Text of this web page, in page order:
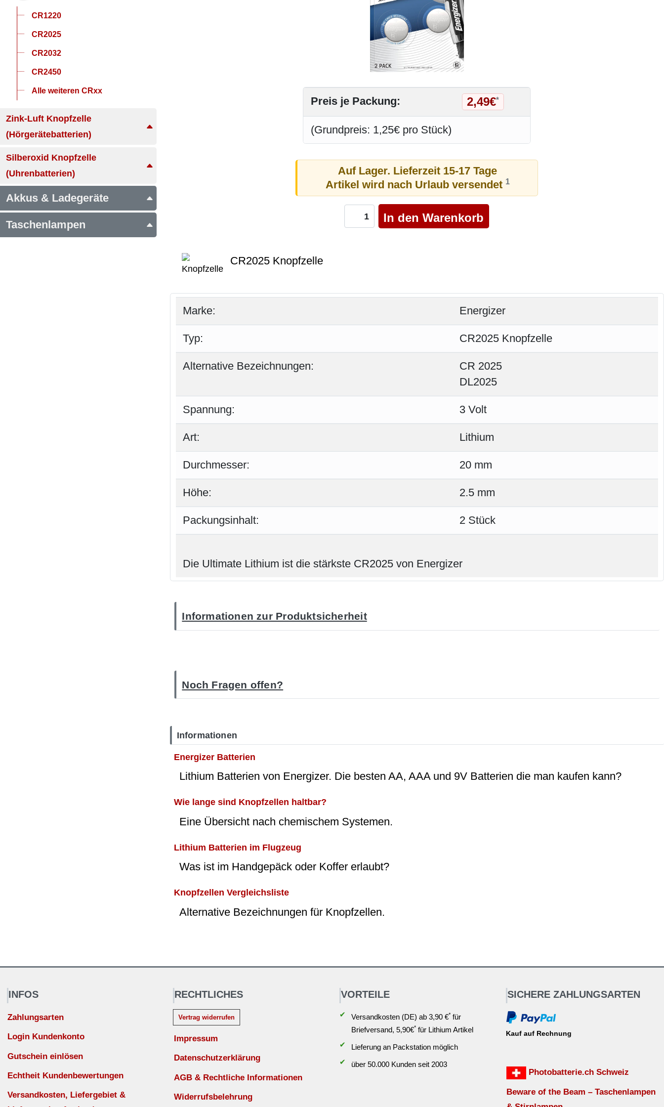
CR1220
CR2025
CR2032
CR2450
Alle weiteren CRxx
Zink-Luft Knopfzelle
(Hörgerätebatterien)
Silberoxid Knopfzelle
(Uhrenbatterien)
Akkus & Ladegeräte
Taschenlampen
Preis je Packung: 2,49€*
(Grundpreis: 1,25€ pro Stück)
Auf Lager. Lieferzeit 15-17 Tage
Artikel wird nach Urlaub versendet 1
CR2025 Knopfzelle
Marke: Energizer
Typ: CR2025 Knopfzelle
Alternative Bezeichnungen:
CR 2025
DL2025
Spannung: 3 Volt
Art: Lithium
Durchmesser: 20 mm
Höhe: 2.5 mm
Packungsinhalt: 2 Stück
Die Ultimate Lithium ist die stärkste CR2025 von Energizer
Informationen zur Produktsicherheit
Noch Fragen offen?
Informationen
Energizer Batterien
Lithium Batterien von Energizer. Die besten AA, AAA und 9V Batterien die man kaufen kann?
Wie lange sind Knopfzellen haltbar?
Eine Übersicht nach chemischem Systemen.
Lithium Batterien im Flugzeug
Was ist im Handgepäck oder Koffer erlaubt?
Knopfzellen Vergleichsliste
Alternative Bezeichnungen für Knopfzellen.
INFOS
Zahlungsarten
Login Kundenkonto
Gutschein einlösen
Echtheit Kundenbewertungen
Versandkosten, Liefergebiet &
RECHTLICHES
Vertrag widerrufen
Impressum
Datenschutzerklärung
AGB & Rechtliche Informationen
Widerrufsbelehrung
VORTEILE
✔ Versandkosten (DE) ab 3,90 €* für
Briefversand, 5,90€* für Lithium Artikel
✔
Lieferung an Packstation möglich
✔
über 50.000 Kunden seit 2003
SICHERE ZAHLUNGSARTEN
Kauf auf Rechnung
Photobatterie.ch Schweiz
Beware of the Beam – Taschenlampen